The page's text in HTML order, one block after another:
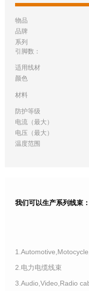
物品
品牌
系列
引脚数：
适用线材
颜色
材料
防护等级
电流（最大）
电压（最大）
温度范围
我们可以生产系列线束：
2.电力电缆线束
3.Audio,Video,Radio